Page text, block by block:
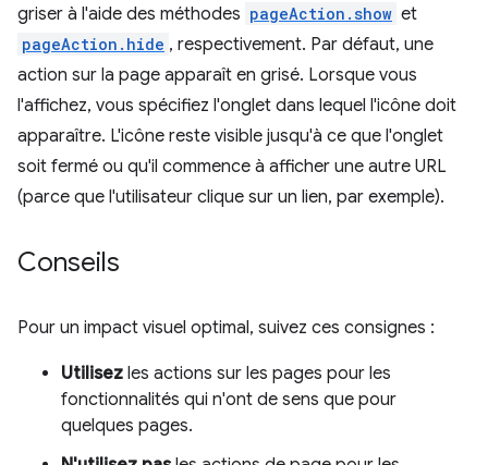
griser à l'aide des méthodes pageAction.show et
pageAction.hide , respectivement. Par défaut, une
action sur la page apparaît en grisé. Lorsque vous
l'affichez, vous spécifiez l'onglet dans lequel l'icône doit
apparaître. L'icône reste visible jusqu'à ce que l'onglet
soit fermé ou qu'il commence à afficher une autre URL
(parce que l'utilisateur clique sur un lien, par exemple).
Conseils
Pour un impact visuel optimal, suivez ces consignes :
Utilisez les actions sur les pages pour les
fonctionnalités qui n'ont de sens que pour
quelques pages.